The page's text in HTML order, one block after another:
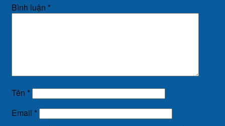
Bình luận *
Tên *
Email *